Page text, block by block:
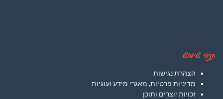
תנאי שימוש
הצהרת נגישות
מדיניות פרטיות, מאגרי מידע ועוגיות
זכויות יוצרים ותוכן